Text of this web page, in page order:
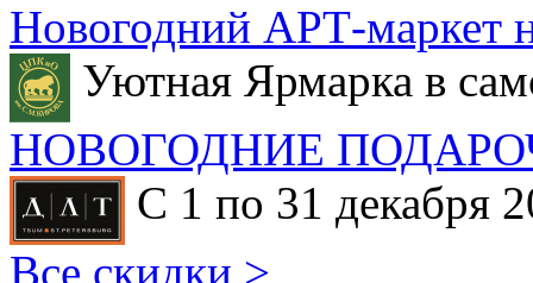
Новогодний АРТ-маркет
Уютная Ярмарка в
НОВОГОДНИЕ
С 1 по 31 декабря
Все скидки >